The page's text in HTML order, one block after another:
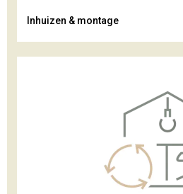
Inhuizen & montage